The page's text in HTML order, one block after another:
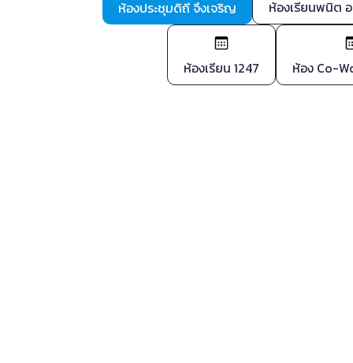
ห้องประชุมดิถี จึงเจริญ ห้องเรียนพนิต
ห้องเรียน 1247 ห้อง Co-